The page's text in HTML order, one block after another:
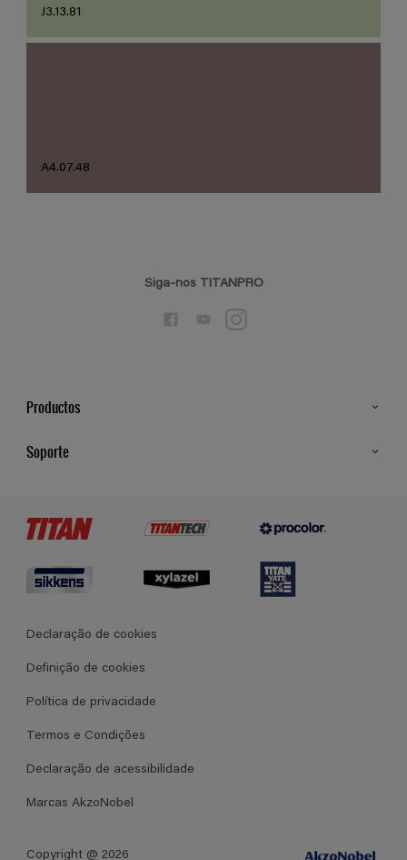
J3.13.81
A4.07.48
Siga-nos TITANPRO
Productos
Soporte
Termos e Condições Gerais de Venda
Declaração de cookies
Definição de cookies
Política de privacidade
Termos e Condições
Declaração de acessibilidade
Marcas AkzoNobel
Copyright @ 2026